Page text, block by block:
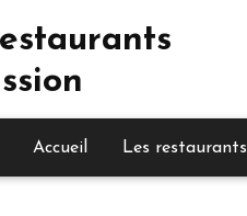
Accueil Les restaurants